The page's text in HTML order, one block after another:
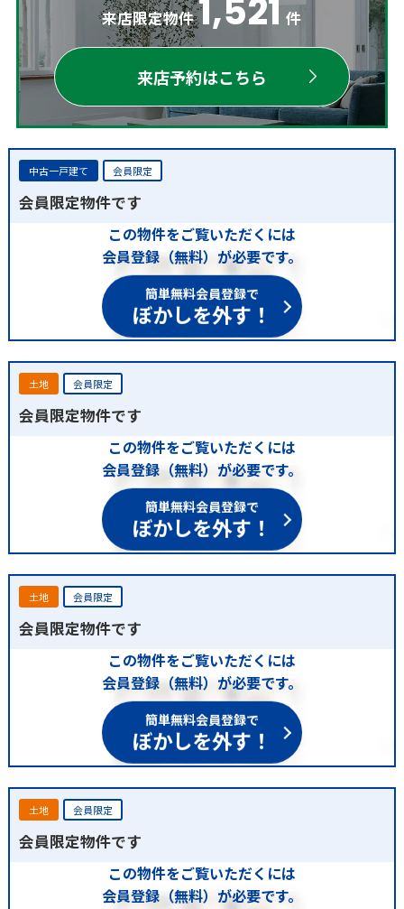
来店限定物件 1,521 件
来店予約はこちら
中古一戸建て 会員限定
会員限定物件です
この物件をご覧いただくには
会員登録（無料）が必要です。
簡単無料会員登録で
ぼかしを外す！
土地 会員限定
会員限定物件です
この物件をご覧いただくには
会員登録（無料）が必要です。
簡単無料会員登録で
ぼかしを外す！
土地 会員限定
会員限定物件です
この物件をご覧いただくには
会員登録（無料）が必要です。
簡単無料会員登録で
ぼかしを外す！
土地 会員限定
会員限定物件です
この物件をご覧いただくには
会員登録（無料）が必要です。